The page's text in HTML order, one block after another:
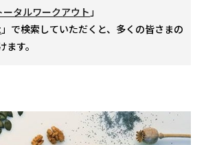
ータルワークアウト 」
」で検索していただくと、多くの皆さまの
す。